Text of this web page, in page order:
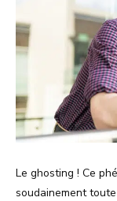
Le ghosting ! Ce
soudainement